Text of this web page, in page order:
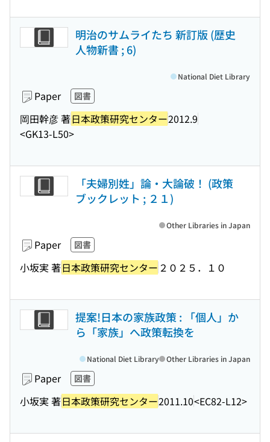
明治のサムライたち 新訂版 (歴史
人物新書 ; 6)
Paper 図書
岡田幹彦 著日本政策研究センター2012.9
<GK13-L50>
National Diet Library
「夫婦別姓」論・大論破！ (政策
ブックレット ; ２１)
Paper 図書
小坂実 著日本政策研究センター ２０２５．１０
Other Libraries in Japan
提案!日本の家族政策 : 「個人」か
ら「家族」へ政策転換を
Paper 図書
小坂実 著日本政策研究センター2011.10<EC82-L12>
National Diet Library Other Libraries in Japan